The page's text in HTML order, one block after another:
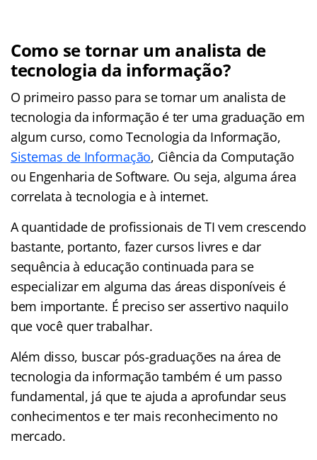
Como se tornar um analista de
tecnologia da informação?
O primeiro passo para se tornar um analista de
tecnologia da informação é ter uma graduação em
algum curso, como Tecnologia da Informação,
Sistemas de Informação, Ciência da Computação
ou Engenharia de Software. Ou seja, alguma área
correlata à tecnologia e à internet.
A quantidade de profissionais de TI vem crescendo
bastante, portanto, fazer cursos livres e dar
sequência à educação continuada para se
especializar em alguma das áreas disponíveis é
bem importante. É preciso ser assertivo naquilo
que você quer trabalhar.
Além disso, buscar pós-graduações na área de
tecnologia da informação também é um passo
fundamental, já que te ajuda a aprofundar seus
conhecimentos e ter mais reconhecimento no
mercado.